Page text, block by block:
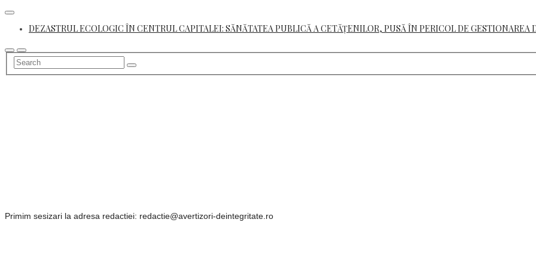
Skip
contentDEZASTRUL ECOLOGIC ÎN CENTRUL CAPITALEI: SĂNĂTATEA PUBLICĂ A CETĂȚENILOR, PUSĂ ÎN PERICOL DE GESTIONAREA
Primim sesizari la adresa redactiei: redactie@avertizori-deintegritate.ro